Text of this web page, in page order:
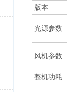
版本
光源参数
风机参数
整机功耗